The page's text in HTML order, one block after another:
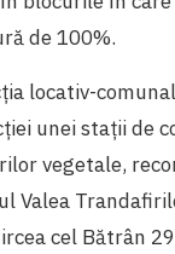
de 100%.
locativ-
unei stații de
vegetale,
Valea
cel Bătrân